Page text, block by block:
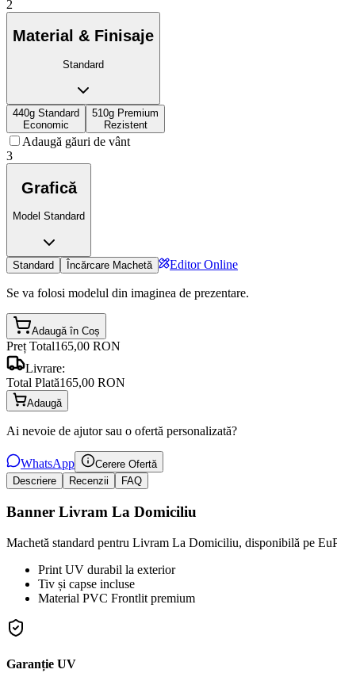
2
Material & Finisaje
Standard
440g Standard
Economic
510g Premium
Rezistent
Adaugă găuri de vânt
3
Grafică
Model Standard
Standard Încărcare Machetă Editor Online
Se va folosi modelul din imaginea de prezentare.
Adaugă în Coș
Preț Total165,00 RON
Livrare:
Total Plată165,00 RON
Adaugă
Ai nevoie de ajutor sau o ofertă personalizată?
WhatsApp
Cerere Ofertă
Descriere
Recenzii FAQ
Banner Livram La Domiciliu
Machetă standard pentru Livram La Domiciliu, disponibilă pe
Print UV durabil la exterior
Tiv și capse incluse
Material PVC Frontlit premium
Garanție UV